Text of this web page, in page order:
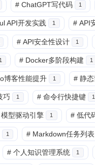
# ChatGPT写代码 1
API开发实践 1 # API
# API安全性设计 1
1 # Docker多阶段构建 1
博客性能提升 1 # 静
巧 1 # 命令行快捷键 1
模型驱动引擎 1 # 低代
1 # Markdown任务列表
# 个人知识管理系统 1